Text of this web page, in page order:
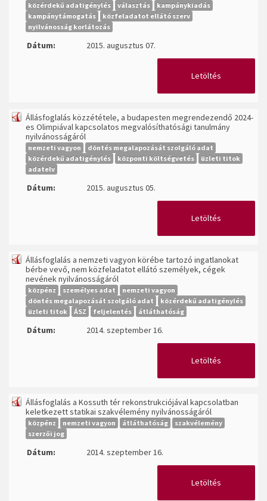
közérdekű adatigénylés
választás
kampánykiadás
kampánytámogatás
közfeladatot ellátó szerv
nyilvánosság korlátozás
Dátum: 2015. augusztus 07.
Letöltés
Állásfoglalás közzététele, a budapesten megrendezendő 2024-
es Olimpiával kapcsolatos megvalósíthatósági tanulmány
nyilvánosságáról
nemzeti vagyon
döntés megalapozását szolgáló adat
közérdekű adatigénylés
központi költségvetés
üzleti titok
adatelv
Dátum: 2015. augusztus 05.
Letöltés
Állásfoglalás a nemzeti vagyon körébe tartozó ingatlanokat
bérbe vevő, nem közfeladatot ellátó személyek, cégek
nevének nyilvánosságáról
közpénz személyes adat
nemzeti vagyon
döntés megalapozását szolgáló adat
közérdekű adatigénylés
üzleti titok
ÁSZ feljelentés átláthatóság
Dátum: 2014. szeptember 16.
Letöltés
Állásfoglalás a Kossuth tér rekonstrukciójával kapcsolatban
keletkezett statikai szakvélemény nyilvánosságáról
közpénz nemzeti vagyon átláthatóság
szakvélemény
szerzői jog
Dátum: 2014. szeptember 16.
Letöltés